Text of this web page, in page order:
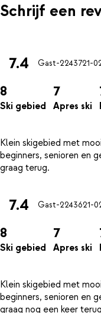
Schrijf een
7.4 Gast-2243721-
8
Ski gebied
7
Apres ski
Klein skigebied met
beginners, senioren en
7.4 Gast-2243621-
8
Ski gebied
7
Apres ski
Klein skigebied met
beginners, senioren en